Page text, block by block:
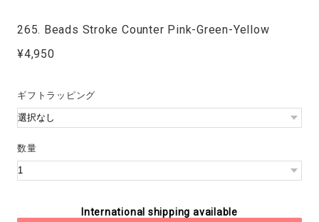
265. Beads Stroke Counter Pink-Green-Yellow
¥4,950
ギフトラッピング
数量
International shipping available